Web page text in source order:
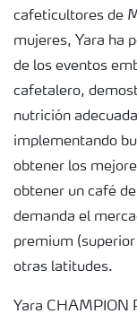
cafeticultores de
mujeres, Yara ha
de los eventos
cafetalero,
nutrición
implementando
obtener los
obtener un café
demanda el
premium
otras latitudes.
Yara CHAMPION